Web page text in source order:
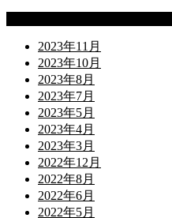
2023年11月
2023年10月
2023年8月
2023年7月
2023年5月
2023年4月
2023年3月
2022年12月
2022年8月
2022年6月
2022年5月